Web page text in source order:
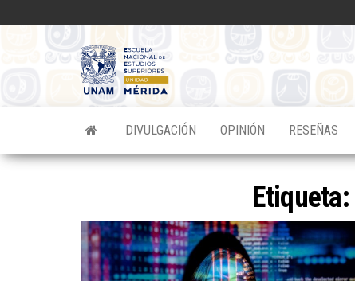
Mérida
DIVULGACIÓN OPINIÓN RESEÑAS
Etiqueta: